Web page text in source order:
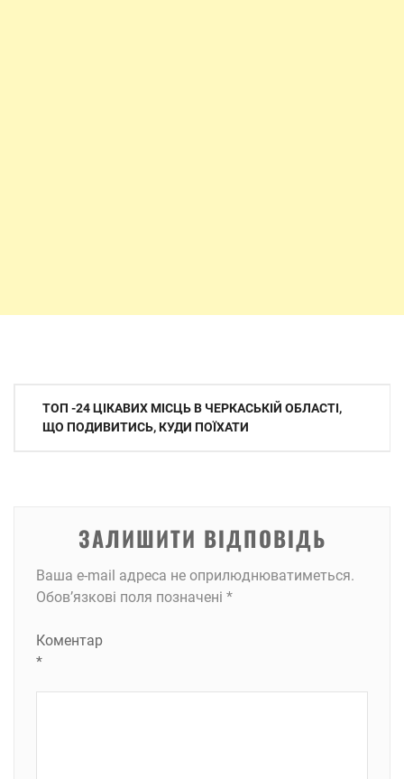
Навігація
записів
ТОП -24 ЦІКАВИХ МІСЦЬ В ЧЕРКАСЬКІЙ ОБЛАСТІ,
ЩО ПОДИВИТИСЬ, КУДИ ПОЇХАТИ
ЗАЛИШИТИ ВІДПОВІДЬ
Ваша e-mail адреса не оприлюднюватиметься.
Обов’язкові поля позначені *
Коментар
*